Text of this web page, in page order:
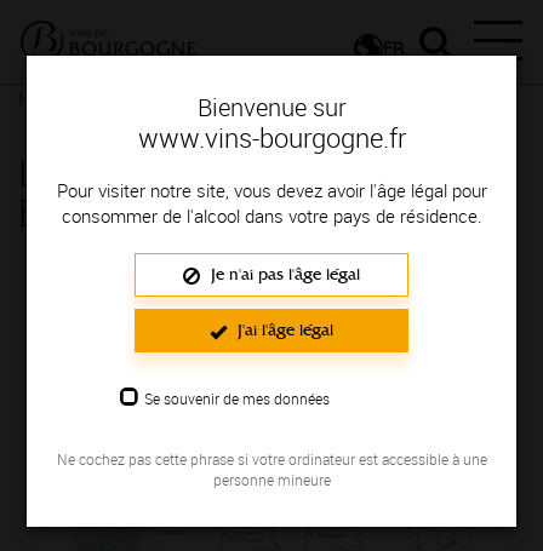
Bienvenue sur
www.vins-bourgogne.fr
Pour visiter notre site, vous devez avoir l'âge légal pour
consommer de l'alcool dans votre pays de résidence.
Je n'ai pas l'âge légal
J'ai l'âge légal
Se souvenir de mes données
Ne cochez pas cette phrase si votre ordinateur est accessible à une
personne mineure
FR
Les chiffres clés de la Bourgogne viticole
Les chiffres clés de la
Bourgogne viticole